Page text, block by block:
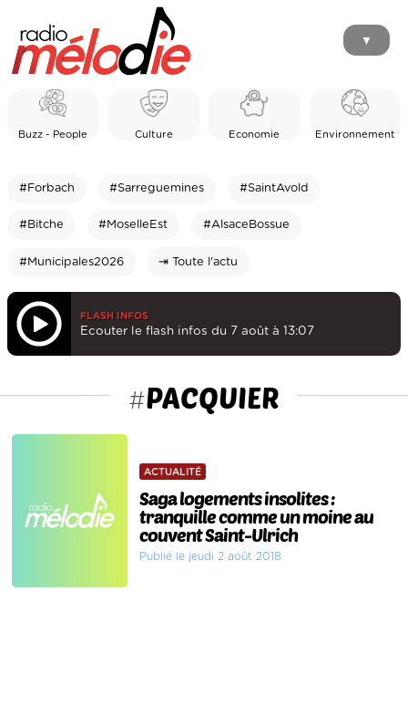
▼
Buzz - People Culture Economie Environnement
#Forbach #Sarreguemines #SaintAvold
#Bitche #MoselleEst #AlsaceBossue
#Municipales2026 ⇥ Toute l'actu
FLASH INFOS
Ecouter le flash infos du 7 août à 13:07
#PACQUIER
ACTUALITÉ
Saga logements insolites :
tranquille comme un moine au
couvent Saint-Ulrich
Publié le jeudi 2 août 2018